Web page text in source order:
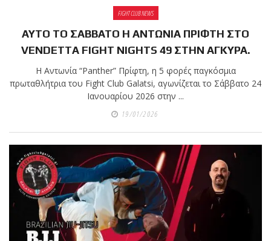
FIGHT CLUB NEWS
ΑΥΤΟ ΤΟ ΣΑΒΒΑΤΟ Η ΑΝΤΩΝΙΑ ΠΡΙΦΤΗ ΣΤΟ
VENDETTA FIGHT NIGHTS 49 ΣΤΗΝ ΑΓΚΥΡΑ.
Η Αντωνία “Panther” Πρίφτη, η 5 φορές παγκόσμια
πρωταθλήτρια του Fight Club Galatsi, αγωνίζεται το Σάββατο 24
Ιανουαρίου 2026 στην ...
19/01/2026